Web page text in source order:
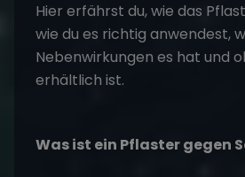
Hier erfährst du, wie das
wie du es richtig anwendest,
Nebenwirkungen es hat und
erhältlich ist.
Was ist ein Pflaster gegen